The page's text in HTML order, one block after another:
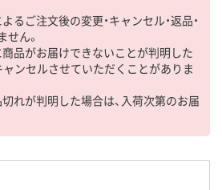
るご注文後の変更・キャンセル・返品・
ん。
商品がお届けできないことが判明した
ャンセルさせていただくことがありま
切れが判明した場合は、入荷次第のお届